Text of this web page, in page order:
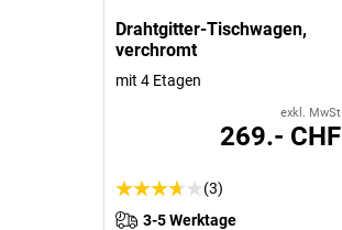
Drahtgitter-Tischwagen,
verchromt
mit 4 Etagen
exkl. MwSt
269.- CHF
(3)
3-5 Werktage